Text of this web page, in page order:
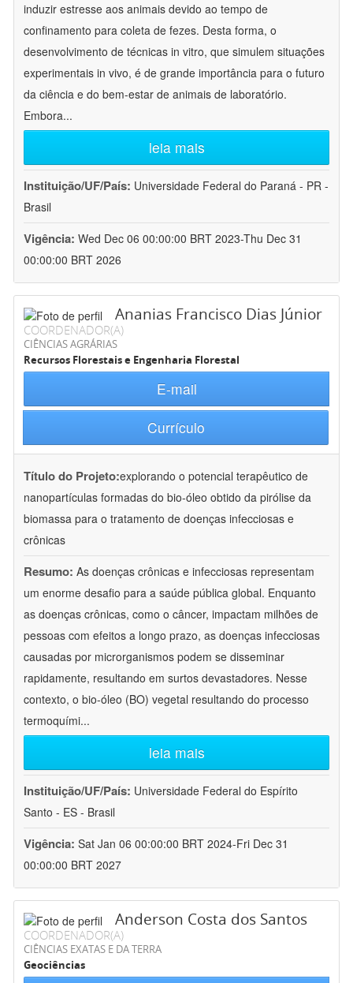
induzir estresse aos animais devido ao tempo de
confinamento para coleta de fezes. Desta forma, o
desenvolvimento de técnicas in vitro, que simulem situações
experimentais in vivo, é de grande importância para o futuro
da ciência e do bem-estar de animais de laboratório.
Embora...
leia mais
Instituição/UF/País: Universidade Federal do Paraná - PR -
Brasil
Vigência: Wed Dec 06 00:00:00 BRT 2023-Thu Dec 31
00:00:00 BRT 2026
Ananias Francisco Dias Júnior
COORDENADOR(A)
CIÊNCIAS AGRÁRIAS
Recursos Florestais e Engenharia Florestal
E-mail
Currículo
Título do Projeto:explorando o potencial terapêutico de
nanopartículas formadas do bio-óleo obtido da pirólise da
biomassa para o tratamento de doenças infecciosas e
crônicas
Resumo: As doenças crônicas e infecciosas representam
um enorme desafio para a saúde pública global. Enquanto
as doenças crônicas, como o câncer, impactam milhões de
pessoas com efeitos a longo prazo, as doenças infecciosas
causadas por microrganismos podem se disseminar
rapidamente, resultando em surtos devastadores. Nesse
contexto, o bio-óleo (BO) vegetal resultando do processo
termoquími...
leia mais
Instituição/UF/País: Universidade Federal do Espírito
Santo - ES - Brasil
Vigência: Sat Jan 06 00:00:00 BRT 2024-Fri Dec 31
00:00:00 BRT 2027
Anderson Costa dos Santos
COORDENADOR(A)
CIÊNCIAS EXATAS E DA TERRA
Geociências